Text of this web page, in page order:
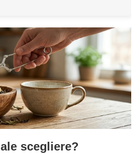
scegliere?